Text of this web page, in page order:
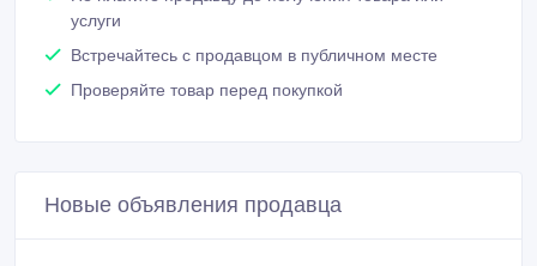
услуги
Встречайтесь с продавцом в публичном месте
Проверяйте товар перед покупкой
Новые объявления продавца